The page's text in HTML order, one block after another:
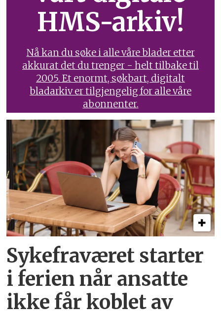
HMS-arkiv!
Nå kan du søke i alle våre blader etter
akkurat det du trenger - helt tilbake til
2005. Et enormt, søkbart, digitalt
bladarkiv er tilgjengelig for alle våre
abonnenter.
Sykefraværet starter
i ferien når ansatte
ikke får koblet av